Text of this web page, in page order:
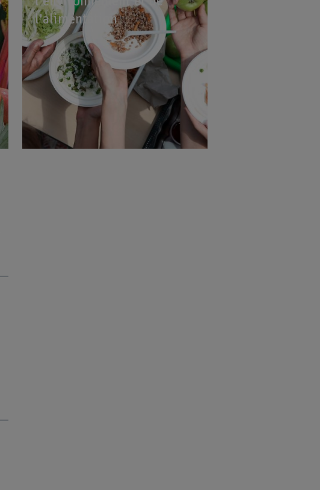
l'alimentation